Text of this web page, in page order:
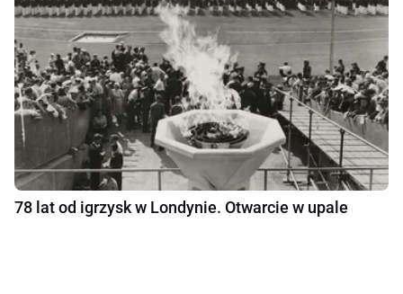
78 lat od igrzysk w Londynie. Otwarcie w upale